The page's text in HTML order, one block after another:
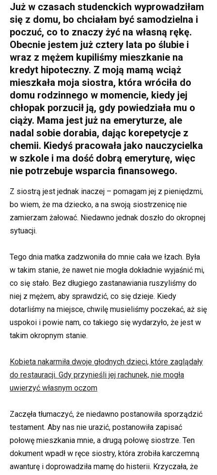
Już w czasach studenckich wyprowadziłam
się z domu, bo chciałam być samodzielna i
poczuć, co to znaczy żyć na własną rękę.
Obecnie jestem już cztery lata po ślubie i
wraz z mężem kupiliśmy mieszkanie na
kredyt hipoteczny. Z moją mamą wciąż
mieszkała moja siostra, która wróciła do
domu rodzinnego w momencie, kiedy jej
chłopak porzucił ją, gdy powiedziała mu o
ciąży. Mama jest już na emeryturze, ale
nadal sobie dorabia, dając korepetycje z
chemii. Kiedyś pracowała jako nauczycielka
w szkole i ma dość dobrą emeryturę, więc
nie potrzebuje wsparcia finansowego.
Z siostrą jest jednak inaczej – pomagam jej z pieniędzmi,
bo wiem, że ma dziecko, a na swoją siostrzenicę nie
zamierzam żałować. Niedawno jednak doszło do okropnej
sytuacji.
Tego dnia matka zadzwoniła do mnie cała we łzach. Była
w takim stanie, że nawet nie mogła dokładnie wyjaśnić mi,
co się stało. Bez długiego zastanawiania ruszyliśmy do
niej z mężem, aby sprawdzić, co się dzieje. Kiedy
dotarliśmy na miejsce, chwilę musieliśmy poczekać, aż się
uspokoi i powie nam, co takiego się wydarzyło, że jest w
takim okropnym stanie.
Kobieta nakarmiła dwoje głodnych dzieci, które zaglądały
do restauracji. Gdy przynieśli jej rachunek, nie mogła
uwierzyć własnym oczom
Zaczęła tłumaczyć, że niedawno postanowiła sporządzić
testament. Aby nas nie urazić, postanowiła zapisać
połowę mieszkania mnie, a drugą połowę siostrze. Ten
dokument wpadł w ręce siostry, która zrobiła karczemną
awanturę i doprowadziła mamę do histerii. Krzyczała, że